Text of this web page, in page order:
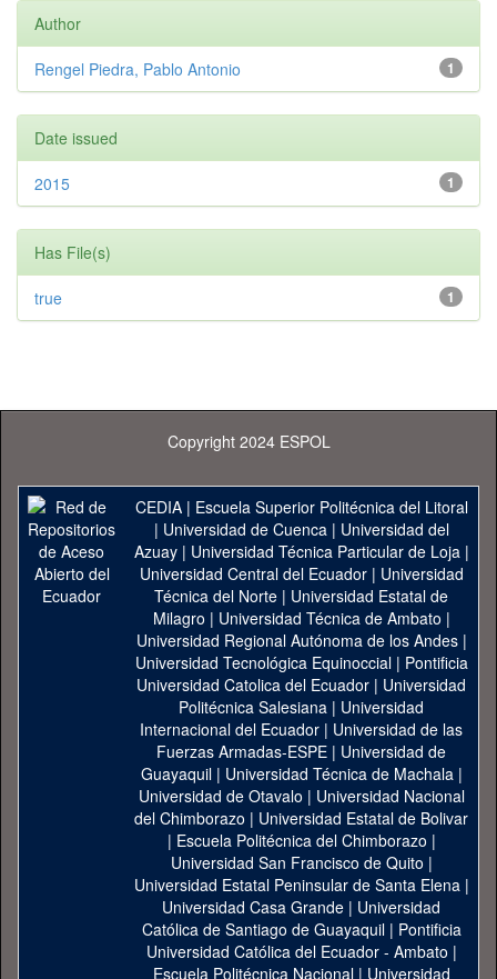
Author
1
Rengel Piedra, Pablo Antonio
Date issued
1
2015
Has File(s)
1
true
Copyright 2024 ESPOL
CEDIA| Escuela Superior Politécnica del Litoral
| Universidad de Cuenca| Universidad del
Azuay| Universidad Técnica Particular de Loja|
Universidad Central del Ecuador| Universidad
Técnica del Norte | Universidad Estatal de
Milagro | Universidad Técnica de Ambato |
Universidad Regional Autónoma de los Andes|
Universidad Tecnológica Equinoccial| Pontificia
Universidad Catolica del Ecuador | Universidad
Politécnica Salesiana | Universidad
Internacional del Ecuador | Universidad de las
Fuerzas Armadas-ESPE | Universidad de
Guayaquil| Universidad Técnica de Machala|
Universidad de Otavalo | Universidad Nacional
del Chimborazo | Universidad Estatal de Bolivar
| Escuela Politécnica del Chimborazo |
Universidad San Francisco de Quito |
Universidad Estatal Peninsular de Santa Elena|
Universidad Casa Grande | Universidad
Católica de Santiago de Guayaquil| Pontificia
Universidad Católica del Ecuador - Ambato |
Escuela Politécnica Nacional| Universidad